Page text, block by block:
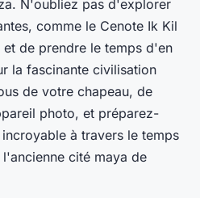
N'oubliez pas d'explorer
comme le Cenote Ik Kil
de prendre le temps d'en
la fascinante civilisation
de votre chapeau, de
photo, et préparez-
à travers le temps
cité maya de